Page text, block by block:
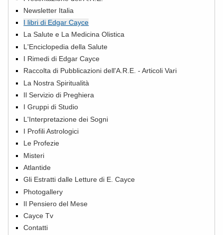
Newsletter Italia
I libri di Edgar Cayce
La Salute e La Medicina Olistica
L'Enciclopedia della Salute
I Rimedi di Edgar Cayce
Raccolta di Pubblicazioni dell'A.R.E. - Articoli Vari
La Nostra Spiritualità
Il Servizio di Preghiera
I Gruppi di Studio
L'Interpretazione dei Sogni
I Profili Astrologici
Le Profezie
Misteri
Atlantide
Gli Estratti dalle Letture di E. Cayce
Photogallery
Il Pensiero del Mese
Cayce Tv
Contatti